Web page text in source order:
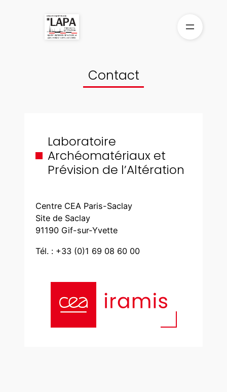
Contact
Laboratoire
Archéomatériaux et
Prévision de l’Altération
Centre CEA Paris-Saclay
Site de Saclay
91190 Gif-sur-Yvette
Tél. : +33 (0)1 69 08 60 00